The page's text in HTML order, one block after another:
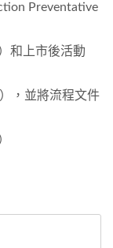
Preventative
和上市後活動
，並將流程文件